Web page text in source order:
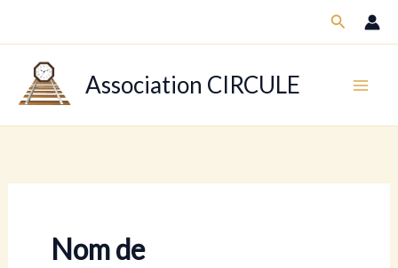
Association CIRCULE
Nom de